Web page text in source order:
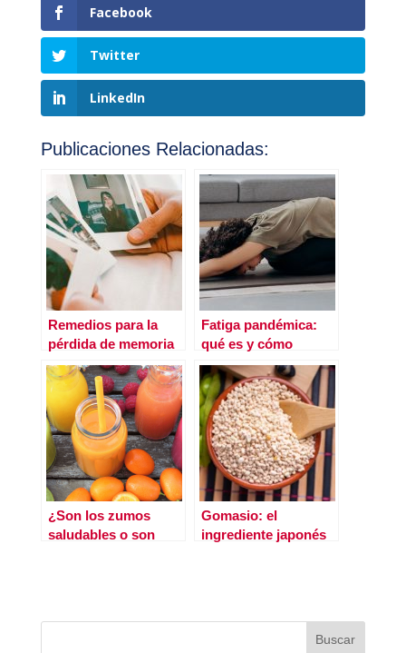
Facebook
Twitter
LinkedIn
Publicaciones Relacionadas:
Remedios para la
pérdida de memoria
Fatiga pandémica:
qué es y cómo
combatirla
¿Son los zumos
saludables o son
Gomasio: el
ingrediente japonés